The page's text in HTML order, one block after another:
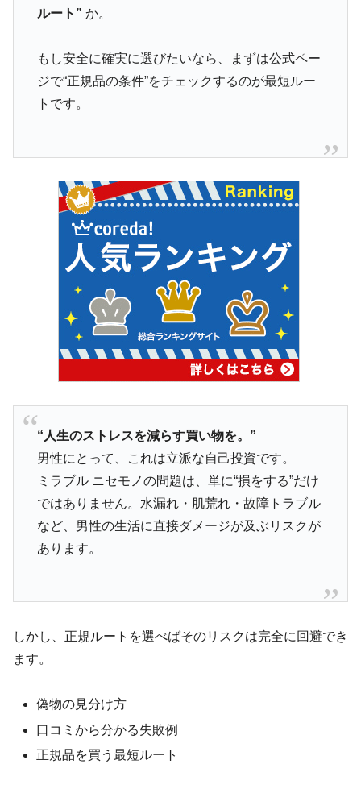
ルート” か。
もし安全に確実に選びたいなら、まずは公式ペー
ジで“正規品の条件”をチェックするのが最短ルー
トです。
“人生のストレスを減らす買い物を。”
男性にとって、これは立派な自己投資です。
ミラブル ニセモノの問題は、単に“損をする”だけ
ではありません。水漏れ・肌荒れ・故障トラブル
など、男性の生活に直接ダメージが及ぶリスクが
あります。
しかし、正規ルートを選べばそのリスクは完全に回避でき
ます。
偽物の見分け方
口コミから分かる失敗例
正規品を買う最短ルート